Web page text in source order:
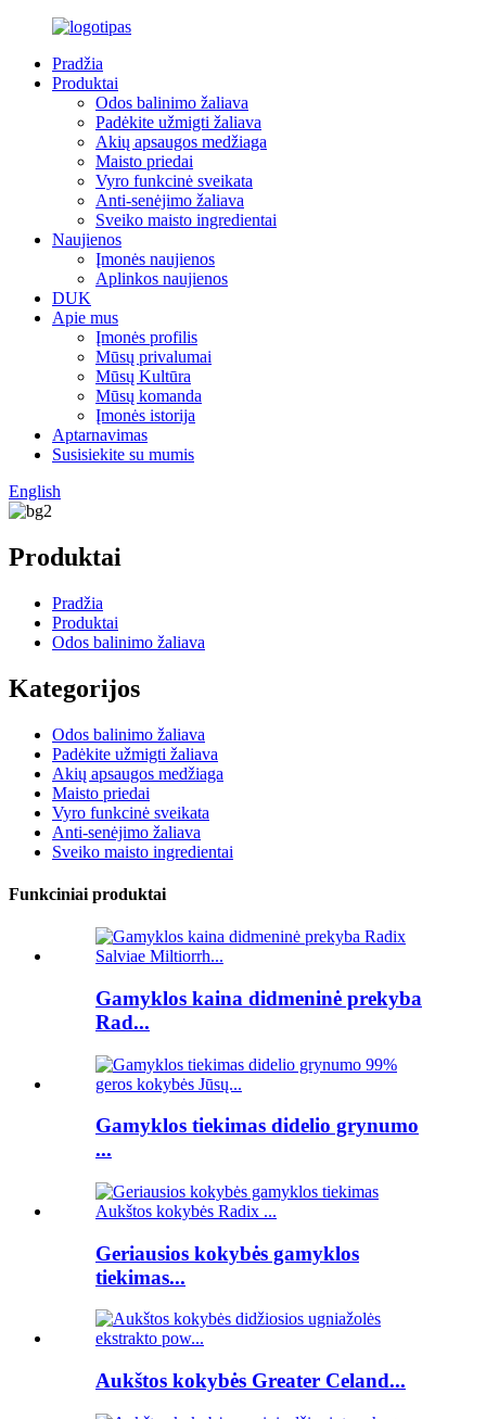
Pradžia
Produktai
Odos balinimo žaliava
Padėkite užmigti žaliava
Akių apsaugos medžiaga
Maisto priedai
Vyro funkcinė sveikata
Anti-senėjimo žaliava
Sveiko maisto ingredientai
Naujienos
Įmonės naujienos
Aplinkos naujienos
DUK
Apie mus
Įmonės profilis
Mūsų privalumai
Mūsų Kultūra
Mūsų komanda
Įmonės istorija
Aptarnavimas
Susisiekite su mumis
English
Produktai
Pradžia
Produktai
Odos balinimo žaliava
Kategorijos
Odos balinimo žaliava
Padėkite užmigti žaliava
Akių apsaugos medžiaga
Maisto priedai
Vyro funkcinė sveikata
Anti-senėjimo žaliava
Sveiko maisto ingredientai
Funkciniai produktai
Gamyklos kaina didmeninė prekyba
Rad...
Gamyklos tiekimas didelio grynumo
...
Geriausios kokybės gamyklos
tiekimas...
Aukštos kokybės Greater Celand...